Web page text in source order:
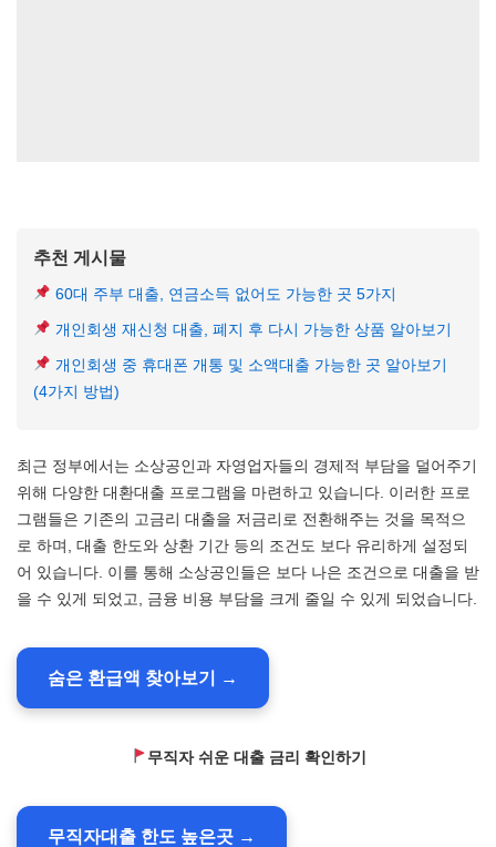
추천 게시물
60대 주부 대출, 연금소득 없어도 가능한 곳 5가지
개인회생 재신청 대출, 폐지 후 다시 가능한 상품 알아보기
개인회생 중 휴대폰 개통 및 소액대출 가능한 곳 알아보기
(4가지 방법)
최근 정부에서는 소상공인과 자영업자들의 경제적 부담을 덜어주기
위해 다양한 대환대출 프로그램을 마련하고 있습니다. 이러한 프로
그램들은 기존의 고금리 대출을 저금리로 전환해주는 것을 목적으
로 하며, 대출 한도와 상환 기간 등의 조건도 보다 유리하게 설정되
어 있습니다. 이를 통해 소상공인들은 보다 나은 조건으로 대출을 받
을 수 있게 되었고, 금융 비용 부담을 크게 줄일 수 있게 되었습니다.
숨은 환급액 찾아보기 →
무직자 쉬운 대출 금리 확인하기
무직자대출 한도 높은곳 →